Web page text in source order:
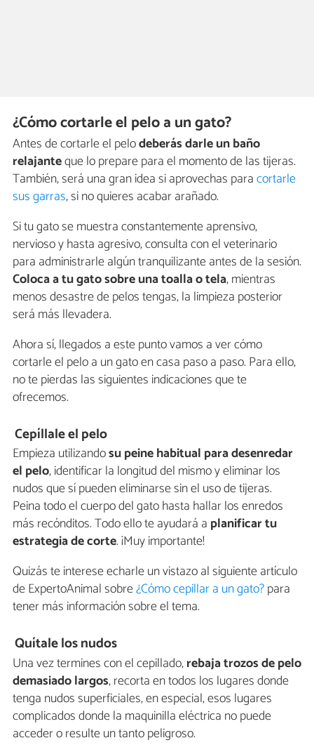
¿Cómo cortarle el pelo a un gato?
Antes de cortarle el pelodeberás darle un baño
relajanteque lo prepare para el momento de las tijeras.
También, será una gran idea si aprovechas paracortarle
sus garras, si no quieres acabar arañado.
Si tu gato se muestra constantemente aprensivo,
nervioso y hasta agresivo, consulta con el veterinario
para administrarle algún tranquilizante antes de la sesión.
Coloca a tu gato sobre una toalla o tela, mientras
menos desastre de pelos tengas, la limpieza posterior
será más llevadera.
Ahora sí, llegados a este punto vamos a ver cómo
cortarle el pelo a un gato en casa paso a paso. Para ello,
no te pierdas las siguientes indicaciones que te
ofrecemos.
Cepíllale el pelo
Empieza utilizandosu peine habitual para desenredar
el pelo, identificar la longitud del mismo y eliminar los
nudos que sí pueden eliminarse sin el uso de tijeras.
Peina todo el cuerpo del gato hasta hallar los enredos
más recónditos. Todo ello te ayudará a planificar tu
estrategia de corte. ¡Muy importante!
Quizás te interese echarle un vistazo al siguiente artículo
de ExpertoAnimal sobre¿Cómo cepillar a un gato?para
tener más información sobre el tema.
Quítale los nudos
Una vez termines con el cepillado,rebaja trozos de pelo
demasiado largos, recorta en todos los lugares donde
tenga nudos superficiales, en especial, esos lugares
complicados donde la maquinilla eléctrica no puede
acceder o resulte un tanto peligroso.